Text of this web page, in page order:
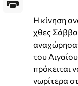
Η κίνηση
χθες
του
πρόκειται
νωρίτερα